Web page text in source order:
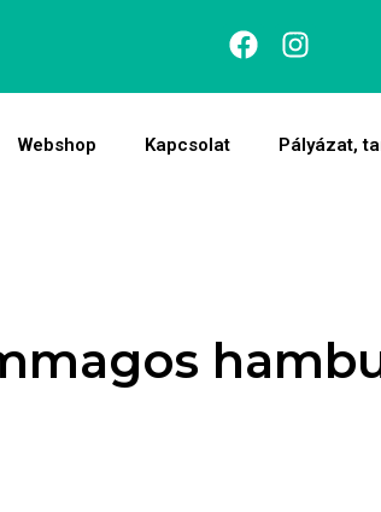
Webshop Kapcsolat Pályázat,